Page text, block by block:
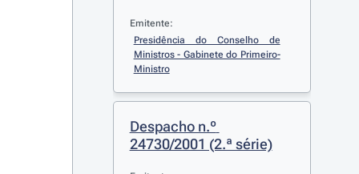
Emitente:
Presidência do Conselho de
Ministros - Gabinete do Primeiro-
Ministro
Despacho n.º
24730/2001 (2.ª série)